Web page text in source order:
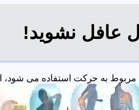
عافل نشوید!
به حرکت استفاده می شود،